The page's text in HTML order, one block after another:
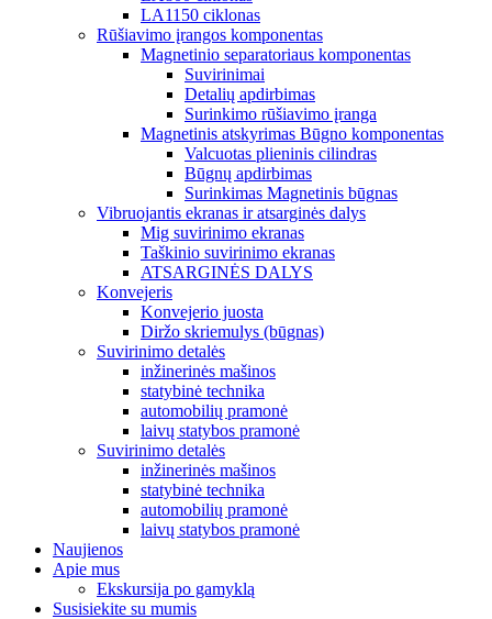
LA1150 ciklonas
Rūšiavimo įrangos komponentas
Magnetinio separatoriaus komponentas
Suvirinimai
Detalių apdirbimas
Surinkimo rūšiavimo įranga
Magnetinis atskyrimas Būgno komponentas
Valcuotas plieninis cilindras
Būgnų apdirbimas
Surinkimas Magnetinis būgnas
Vibruojantis ekranas ir atsarginės dalys
Mig suvirinimo ekranas
Taškinio suvirinimo ekranas
ATSARGINĖS DALYS
Konvejeris
Konvejerio juosta
Diržo skriemulys (būgnas)
Suvirinimo detalės
inžinerinės mašinos
statybinė technika
automobilių pramonė
laivų statybos pramonė
Suvirinimo detalės
inžinerinės mašinos
statybinė technika
automobilių pramonė
laivų statybos pramonė
Naujienos
Apie mus
Ekskursija po gamyklą
Susisiekite su mumis